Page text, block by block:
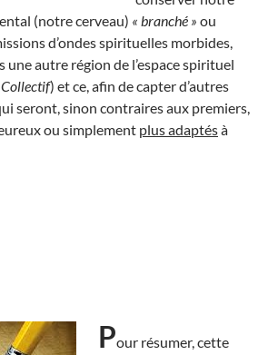
(notre cerveau) « branché » ou
d’ondes spirituelles morbides,
une autre région de l’espace spirituel
) et ce, afin de capter d’autres
seront, sinon contraires aux premiers,
ou simplement plus adaptésà
Pour résumer, cette